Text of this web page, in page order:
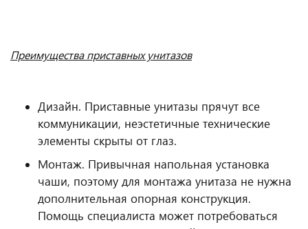
Преимущества приставных унитазов
Дизайн. Приставные унитазы прячут все
коммуникации, неэстетичные технические
элементы скрыты от глаз.
Монтаж. Привычная напольная установка
чаши, поэтому для монтажа унитаза не нужна
дополнительная опорная конструкция.
Помощь специалиста может потребоваться